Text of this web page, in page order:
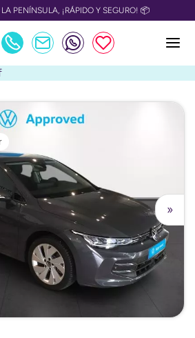
PENÍNSULA, ¡RÁPIDO Y SEGURO! 📦
»